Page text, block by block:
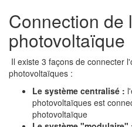
Connection de
photovoltaïque
Il existe 3 façons de connecter
photovoltaïques :
Le système centralisé :
photovoltaïques est
photovoltaïque